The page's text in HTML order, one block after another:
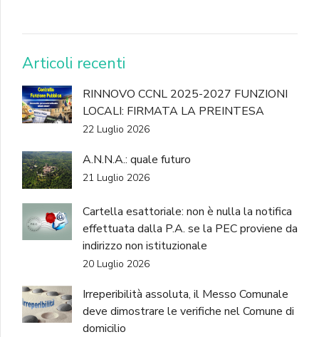
DONA
Articoli recenti
RINNOVO CCNL 2025-2027 FUNZIONI
LOCALI: FIRMATA LA PREINTESA
22 Luglio 2026
A.N.N.A.: quale futuro
21 Luglio 2026
Cartella esattoriale: non è nulla la notifica
effettuata dalla P.A. se la PEC proviene da
indirizzo non istituzionale
20 Luglio 2026
Irreperibilità assoluta, il Messo Comunale
deve dimostrare le verifiche nel Comune di
domicilio